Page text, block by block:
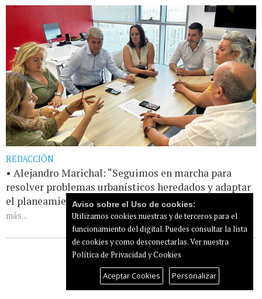
REDACCIÓN
• Alejandro Marichal: “Seguimos en marcha para
resolver problemas urbanísticos heredados y adaptar
el planeamiento a la realidad de los núcleos [...]
más...
Aviso sobre el Uso de cookies:
Utilizamos cookies nuestras y de terceros para el
funcionamiento del digital. Puedes consultar la lista
de cookies y como desconectarlas.Ver nuestra
Política de Privacidad y Cookies
Aceptar Cookies Personalizar